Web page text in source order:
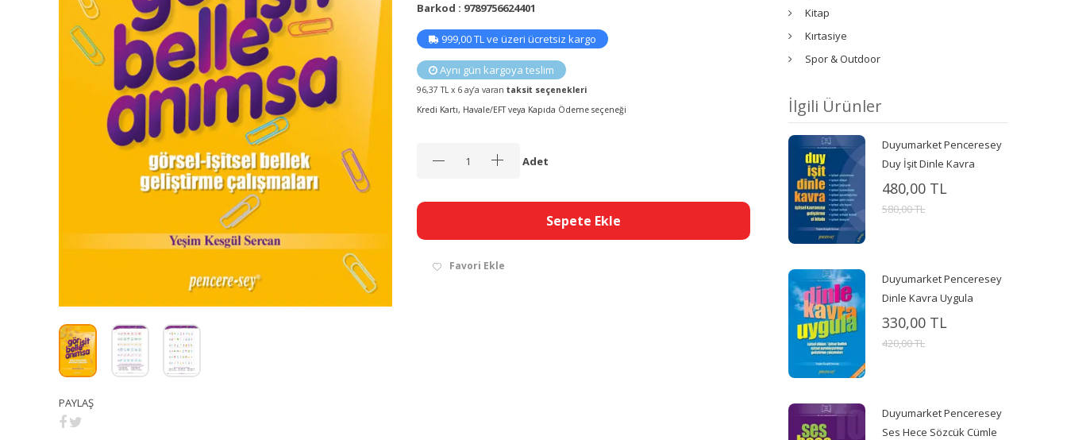
PAYLAŞ
Barkod : 9789756624401
999,00 TL ve üzeri ücretsiz kargo
Aynı gün kargoya teslim
96,37 TL x 6 ay’a varan taksit seçenekleri
Kredi Kartı, Havale/EFT veya Kapıda Ödeme seçeneği
Adet
Sepete Ekle
Favori Ekle
Kitap
Kırtasiye
Spor & Outdoor
İlgili Ürünler
Duyumarket Penceresey
Duy İşit Dinle Kavra
480,00 TL
580,00 TL
Duyumarket Penceresey
Dinle Kavra Uygula
330,00 TL
420,00 TL
Duyumarket Penceresey
Ses Hece Sözcük Cümle